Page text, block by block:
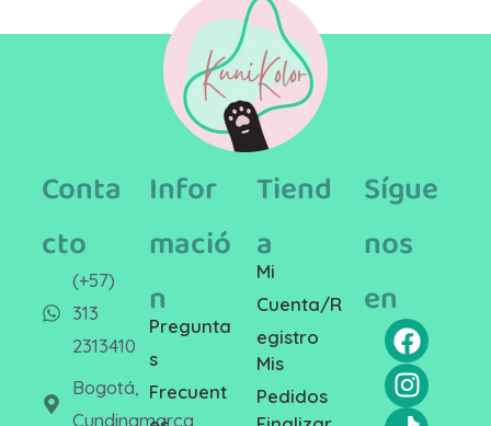
Conta
cto
(+57)
313
2313410
Bogotá,
Cundinamarca
Infor
mació
n
Pregunta
s
Frecuent
Tiend
a
Mi
Cuenta/R
egistro
Mis
Pedidos
Sígue
nos
en